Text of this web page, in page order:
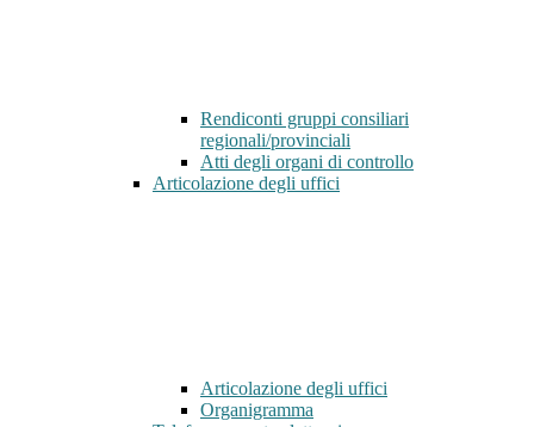
Rendiconti gruppi consiliari
regionali/provinciali
Atti degli organi di controllo
Articolazione degli uffici
Articolazione degli uffici
Organigramma